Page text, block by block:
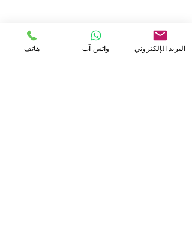
هاتف واتس آب البريد الإلكتروني